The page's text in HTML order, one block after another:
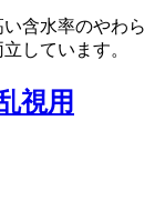
含水率のやわら
しています。
視用